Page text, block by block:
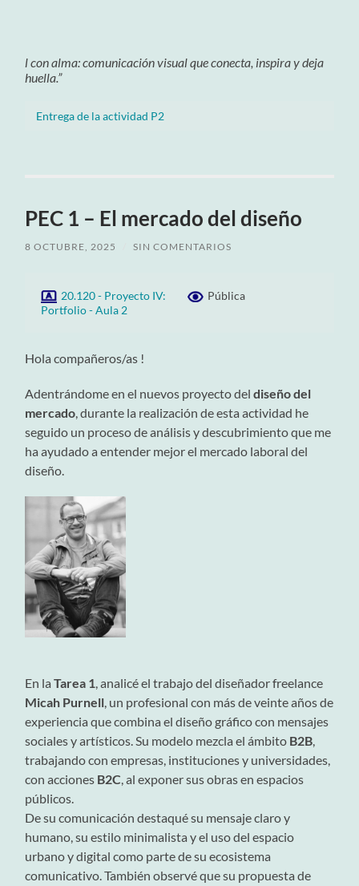
l con alma: comunicación visual que conecta, inspira y deja
huella.”
Entrega de la actividad P2
PEC 1 – El mercado del diseño
8 OCTUBRE, 2025 SIN COMENTARIOS
20.120 - Proyecto IV:
Portfolio - Aula 2
Pública
Hola compañeros/as !
Adentrándome en el nuevos proyecto deldiseño del
mercado, durante la realización de esta actividad he
seguido un proceso de análisis y descubrimiento que me
ha ayudado a entender mejor el mercado laboral del
diseño.
En laTarea 1, analicé el trabajo del diseñador freelance
Micah Purnell, un profesional con más de veinte años de
experiencia que combina el diseño gráfico con mensajes
sociales y artísticos. Su modelo mezcla el ámbito B2B,
trabajando con empresas, instituciones y universidades,
con acciones B2C, al exponer sus obras en espacios
públicos.
De su comunicación destaqué su mensaje claro y
humano, su estilo minimalista y el uso del espacio
urbano y digital como parte de su ecosistema
comunicativo. También observé que su propuesta de